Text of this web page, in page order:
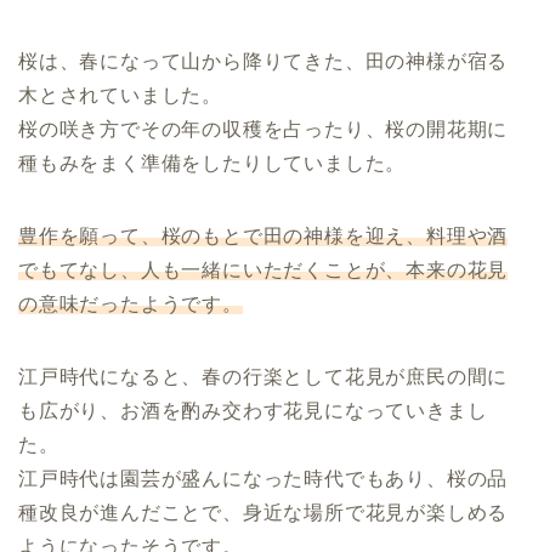
桜は、春になって山から降りてきた、田の神様が宿る
木とされていました。
桜の咲き方でその年の収穫を占ったり、桜の開花期に
種もみをまく準備をしたりしていました。
豊作を願って、桜のもとで田の神様を迎え、料理や酒
でもてなし、人も一緒にいただくことが、本来の花見
の意味だったようです。
江戸時代になると、春の行楽として花見が庶民の間に
も広がり、お酒を酌み交わす花見になっていきまし
た。
江戸時代は園芸が盛んになった時代でもあり、桜の品
種改良が進んだことで、身近な場所で花見が楽しめる
ようになったそうです。